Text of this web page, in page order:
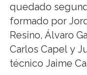
quedado
formado por
Resino, Álvaro
Carlos Capel y
técnico Jaime